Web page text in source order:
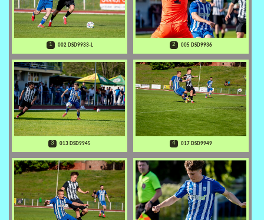
1 002 DSD9933-L 2 005 DSD9936
3 013 DSD9945 4 017 DSD9949